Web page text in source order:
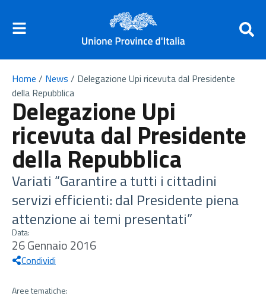
Home / News / Delegazione Upi ricevuta dal Presidente
della Repubblica
Delegazione Upi
ricevuta dal Presidente
della Repubblica
Variati “Garantire a tutti i cittadini
servizi efficienti: dal Presidente piena
attenzione ai temi presentati”
Data:
26 Gennaio 2016
Condividi
Aree tematiche: